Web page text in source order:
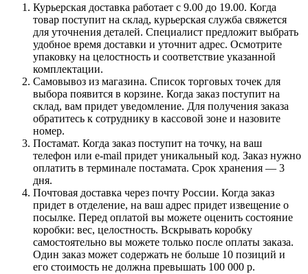
Курьерская доставка работает с 9.00 до 19.00. Когда
товар поступит на склад, курьерская служба свяжется
для уточнения деталей. Специалист предложит выбрать
удобное время доставки и уточнит адрес. Осмотрите
упаковку на целостность и соответствие указанной
комплектации.
Самовывоз из магазина. Список торговых точек для
выбора появится в корзине. Когда заказ поступит на
склад, вам придет уведомление. Для получения заказа
обратитесь к сотруднику в кассовой зоне и назовите
номер.
Постамат. Когда заказ поступит на точку, на ваш
телефон или e-mail придет уникальный код. Заказ нужно
оплатить в терминале постамата. Срок хранения — 3
дня.
Почтовая доставка через почту России. Когда заказ
придет в отделение, на ваш адрес придет извещение о
посылке. Перед оплатой вы можете оценить состояние
коробки: вес, целостность. Вскрывать коробку
самостоятельно вы можете только после оплаты заказа.
Один заказ может содержать не больше 10 позиций и
его стоимость не должна превышать 100 000 р.